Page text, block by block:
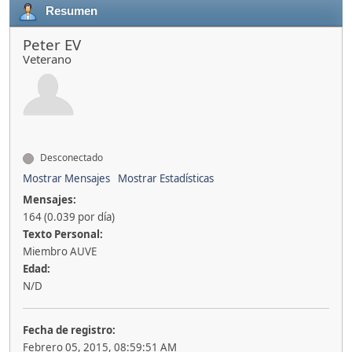
Resumen
Peter EV
Veterano
Desconectado
Mostrar Mensajes
Mostrar Estadísticas
Mensajes:
164 (0.039 por día)
Texto Personal:
Miembro AUVE
Edad:
N/D
Fecha de registro:
Febrero 05, 2015, 08:59:51 AM